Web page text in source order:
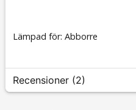
Lämpad för: Abborre
Recensioner (2)